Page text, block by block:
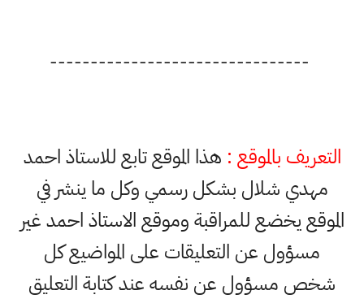
--------------------------------
التعريف بالموقع : هذا الموقع تابع للاستاذ احمد
مهدي شلال بشكل رسمي وكل ما ينشر في
الموقع يخضع للمراقبة وموقع الاستاذ احمد غير
مسؤول عن التعليقات على المواضيع كل
شخص مسؤول عن نفسه عند كتابة التعليق